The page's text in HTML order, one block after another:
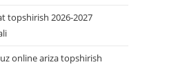
topshirish 2026-2027
online ariza topshirish